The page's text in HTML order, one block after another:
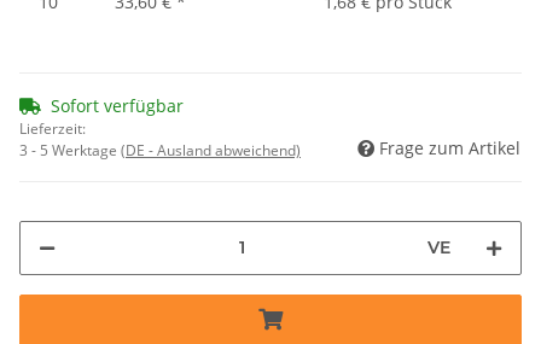
Sofort verfügbar
Lieferzeit:
3 - 5 Werktage (DE - Ausland abweichend) Frage zum Artikel
VE